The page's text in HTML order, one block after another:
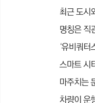
최근 도시
명칭은 직
‘유비쿼
스마트 시
마주치는
차량이 운